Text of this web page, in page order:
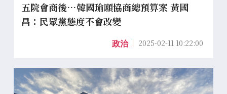
五院會商後…韓國瑜願協商總預算案 黃國
昌：民眾黨態度不會改變
政治 2025-02-11 10:22:00